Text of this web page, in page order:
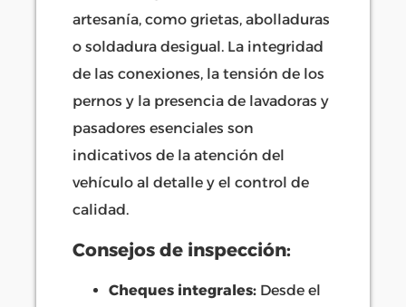
artesanía, como grietas, abolladuras
o soldadura desigual. La integridad
de las conexiones, la tensión de los
pernos y la presencia de lavadoras y
pasadores esenciales son
indicativos de la atención del
vehículo al detalle y el control de
calidad.
Consejos de inspección:
Cheques integrales: Desde el